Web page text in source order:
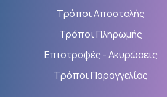
Τρόποι Αποστολής
Τρόποι Πληρωμής
Επιστροφές - Ακυρώσεις
Τρόποι Παραγγελίας